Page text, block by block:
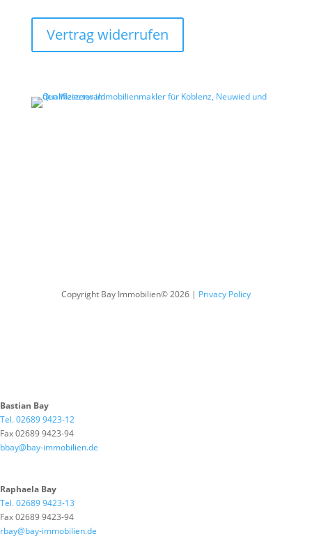
Vertrag widerrufen
Copyright Bay Immobilien© 2026 | Privacy Policy
Bastian Bay
Tel. 02689 9423-12
Fax 02689 9423-94
bbay@bay-immobilien.de
Raphaela Bay
Tel. 02689 9423-13
Fax 02689 9423-94
rbay@bay-immobilien.de